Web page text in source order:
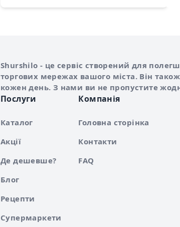
Про сервіс Shurshilo
Shurshilo - це сервіс створений для
торгових мережах вашого міста. Він
кожен день. З нами ви не пропустите
Послуги
Каталог
Акції
Де дешевше?
Блог
Рецепти
Супермаркети
Компанія
Головна сторінка
Контакти
FAQ